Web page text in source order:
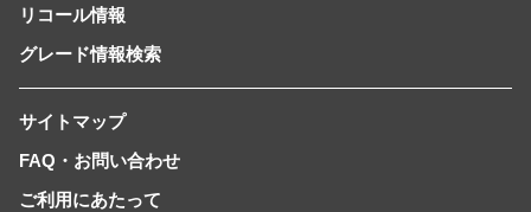
リコール情報
グレード情報検索
サイトマップ
FAQ・お問い合わせ
ご利用にあたって